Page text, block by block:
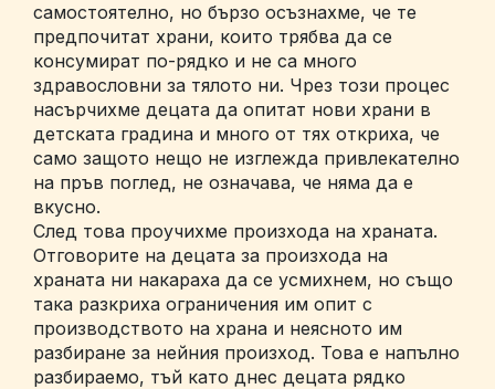
самостоятелно, но бързо осъзнахме, че те
предпочитат храни, които трябва да се
консумират по-рядко и не са много
здравословни за тялото ни. Чрез този процес
насърчихме децата да опитат нови храни в
детската градина и много от тях откриха, че
само защото нещо не изглежда привлекателно
на пръв поглед, не означава, че няма да е
вкусно.
След това проучихме произхода на храната.
Отговорите на децата за произхода на
храната ни накараха да се усмихнем, но също
така разкриха ограничения им опит с
производството на храна и неясното им
разбиране за нейния произход. Това е напълно
разбираемо, тъй като днес децата рядко